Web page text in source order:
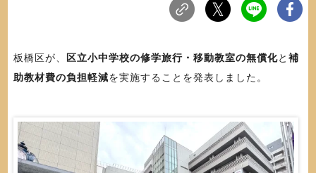
板橋区が、 区立小中学校の修学旅行・移動教室の無償化と 補
助教材費の負担軽減を実施することを発表しました。